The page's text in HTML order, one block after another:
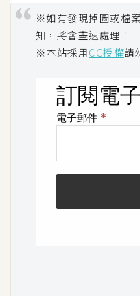
※如有發現掉圖或檔
知，將會盡速處理！
※本站採用CC授權請